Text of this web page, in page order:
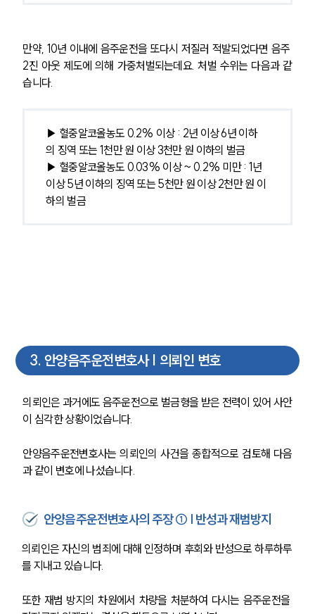
만약, 10년 이내에 음주운전을 또다시 저질러 적발되었다면 음주
2진 아웃 제도에 의해 가중처벌되는데요. 처벌 수위는 다음과 같
습니다.
▶ 혈중알코올농도 0.2% 이상 : 2년 이상 6년 이하
의 징역 또는 1천만 원 이상 3천만 원 이하의 벌금
▶ 혈중알코올농도 0.03% 이상 ~ 0.2% 미만 : 1년
이상 5년 이하의 징역 또는 5천만 원 이상 2천만 원 이
하의 벌금
3. 안양음주운전변호사 | 의뢰인 변호
의뢰인은 과거에도 음주운전으로 벌금형을 받은 전력이 있어 사안
이 심각한 상황이었습니다.
안양음주운전변호사는 의뢰인의 사건을 종합적으로 검토해 다음
과 같이 변호에 나섰습니다.
안양음주운전변호사의 주장 ① | 반성과 재범방지
의뢰인은 자신의 범죄에 대해 인정하며 후회와 반성으로 하루하루
를 지내고 있습니다.
또한 재범 방지의 차원에서 차량을 처분하여 다시는 음주운전을